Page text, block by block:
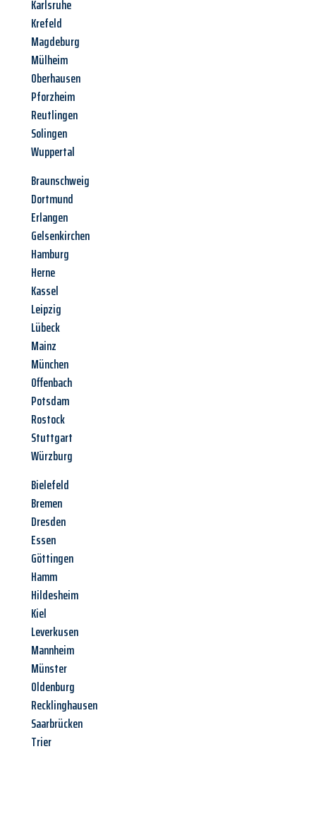
Karlsruhe
Krefeld
Magdeburg
Mülheim
Oberhausen
Pforzheim
Reutlingen
Solingen
Wuppertal
Braunschweig
Dortmund
Erlangen
Gelsenkirchen
Hamburg
Herne
Kassel
Leipzig
Lübeck
Mainz
München
Offenbach
Potsdam
Rostock
Stuttgart
Würzburg
Bielefeld
Bremen
Dresden
Essen
Göttingen
Hamm
Hildesheim
Kiel
Leverkusen
Mannheim
Münster
Oldenburg
Recklinghausen
Saarbrücken
Trier